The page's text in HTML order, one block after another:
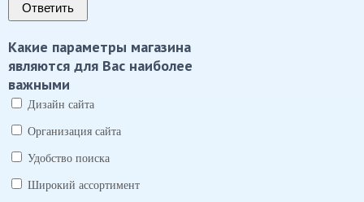
Ответить
Какие параметры магазина
являются для Вас наиболее
важными
Дизайн сайта
Организация сайта
Удобство поиска
Широкий ассортимент